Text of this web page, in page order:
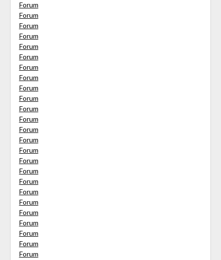
Forum
Forum
Forum
Forum
Forum
Forum
Forum
Forum
Forum
Forum
Forum
Forum
Forum
Forum
Forum
Forum
Forum
Forum
Forum
Forum
Forum
Forum
Forum
Forum
Forum